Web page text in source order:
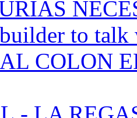
to talk
COLON